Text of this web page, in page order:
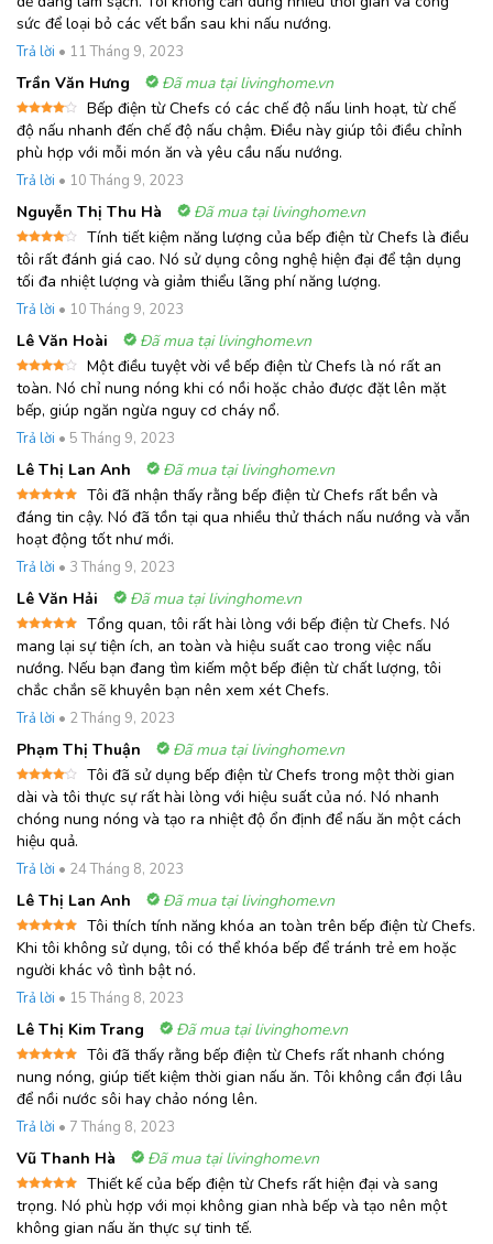
hạng55
sao
sức để loại bỏ các vết bẩn sau khi nấu nướng.
Trả lời • 11 Tháng 9, 2023
Trần Văn Hưng Đã mua tại livinghome.vn
Được
xếp
hạng4
5 sao
Bếp điện từ Chefs có các chế độ nấu linh hoạt, từ chế
độ nấu nhanh đến chế độ nấu chậm. Điều này giúp tôi điều chỉnh
phù hợp với mỗi món ăn và yêu cầu nấu nướng.
Trả lời • 10 Tháng 9, 2023
Nguyễn Thị Thu Hà Đã mua tại livinghome.vn
Được
xếp
hạng4
5 sao
Tính tiết kiệm năng lượng của bếp điện từ Chefs là điều
tôi rất đánh giá cao. Nó sử dụng công nghệ hiện đại để tận dụng
tối đa nhiệt lượng và giảm thiểu lãng phí năng lượng.
Trả lời • 10 Tháng 9, 2023
Lê Văn Hoài Đã mua tại livinghome.vn
Được
xếp
hạng
4
5 sao
Một điều tuyệt vời về bếp điện từ Chefs là nó rất an
toàn. Nó chỉ nung nóng khi có nồi hoặc chảo được đặt lên mặt
bếp, giúp ngăn ngừa nguy cơ cháy nổ.
Trả lời • 5 Tháng 9, 2023
Lê Thị Lan Anh Đã mua tại livinghome.vn
Được xếp
hạng5 5
sao
Tôi đã nhận thấy rằng bếp điện từ Chefs rất bền và
đáng tin cậy. Nó đã tồn tại qua nhiều thử thách nấu nướng và vẫn
hoạt động tốt như mới.
Trả lời • 3 Tháng 9, 2023
Lê Văn Hải Đã mua tại livinghome.vn
Được xếp
hạng5 5
sao
Tổng quan, tôi rất hài lòng với bếp điện từ Chefs. Nó
mang lại sự tiện ích, an toàn và hiệu suất cao trong việc nấu
nướng. Nếu bạn đang tìm kiếm một bếp điện từ chất lượng, tôi
chắc chắn sẽ khuyên bạn nên xem xét Chefs.
Trả lời • 2 Tháng 9, 2023
Phạm Thị Thuận Đã mua tại livinghome.vn
Được
xếp
hạng4
5 sao
Tôi đã sử dụng bếp điện từ Chefs trong một thời gian
dài và tôi thực sự rất hài lòng với hiệu suất của nó. Nó nhanh
chóng nung nóng và tạo ra nhiệt độ ổn định để nấu ăn một cách
hiệu quả.
Trả lời • 24 Tháng 8, 2023
Lê Thị Lan Anh Đã mua tại livinghome.vn
Được xếp
hạng55
sao
Tôi thích tính năng khóa an toàn trên bếp điện từ Chefs.
Khi tôi không sử dụng, tôi có thể khóa bếp để tránh trẻ em hoặc
người khác vô tình bật nó.
Trả lời • 15 Tháng 8, 2023
Lê Thị Kim Trang Đã mua tại livinghome.vn
Được xếp
hạng5 5
sao
Tôi đã thấy rằng bếp điện từ Chefs rất nhanh chóng
nung nóng, giúp tiết kiệm thời gian nấu ăn. Tôi không cần đợi lâu
để nồi nước sôi hay chảo nóng lên.
Trả lời • 7 Tháng 8, 2023
Vũ Thanh Hà Đã mua tại livinghome.vn
Được xếp
hạng55
sao
Thiết kế của bếp điện từ Chefs rất hiện đại và sang
trọng. Nó phù hợp với mọi không gian nhà bếp và tạo nên một
không gian nấu ăn thực sự tinh tế.